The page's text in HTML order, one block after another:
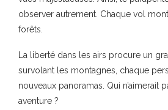
observer autrement. Chaque vol
forêts.
La liberté dans les airs procure un
survolant les montagnes, chaque
nouveaux panoramas. Qui n’aimerait
aventure ?